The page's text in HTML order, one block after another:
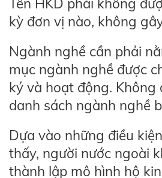
kỳ đơn vị nào, không
Ngành nghề cần phải
mục ngành nghề được
ký và hoạt động. Không
danh sách ngành nghề
Dựa vào những điều
thấy, người nước ngoài
thành lập mô hình hộ